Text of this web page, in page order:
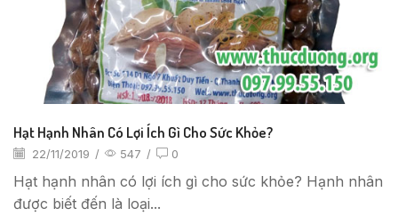
Hạt Hạnh Nhân Có Lợi Ích Gì Cho Sức Khỏe?
22/11/2019 / 547 / 0
Hạt hạnh nhân có lợi ích gì cho sức khỏe? Hạnh nhân
được biết đến là loại...